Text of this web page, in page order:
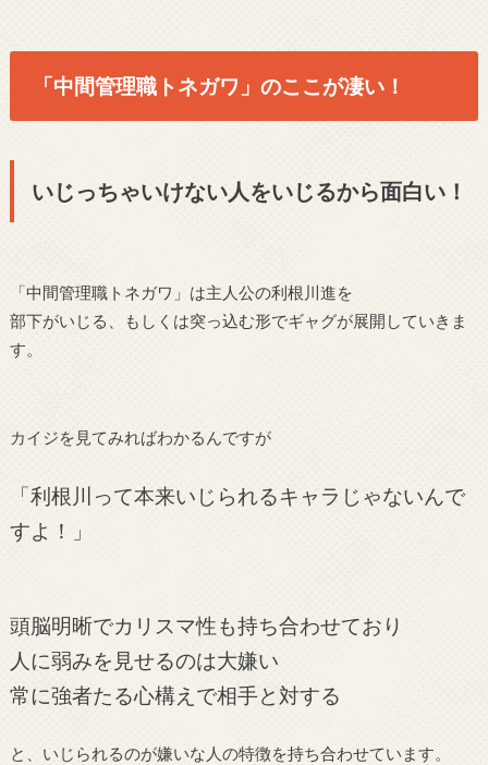
「中間管理職トネガワ」のここが凄い！
いじっちゃいけない人をいじるから面白い！
「中間管理職トネガワ」は主人公の利根川進を
部下がいじる、もしくは突っ込む形でギャグが展開していきま
す。
カイジを見てみればわかるんですが
「利根川って本来いじられるキャラじゃないんで
すよ！」
頭脳明晰でカリスマ性も持ち合わせており
人に弱みを見せるのは大嫌い
常に強者たる心構えで相手と対する
と、いじられるのが嫌いな人の特徴を持ち合わせています。